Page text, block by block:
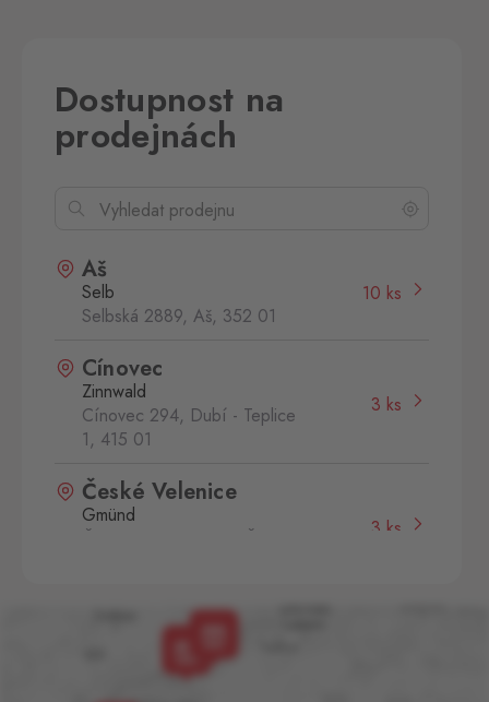
Dostupnost na
prodejnách
Aš
Selb
Selbská 2889, Aš, 352 01
10 ks
Cínovec
Zinnwald
Cínovec 294, Dubí - Teplice
1, 415 01
3 ks
České Velenice
Gmünd
České Velenice 670, České
3 ks
Dolní Dvořiště
Dolní Dvořiště 219, Dolní
382 72